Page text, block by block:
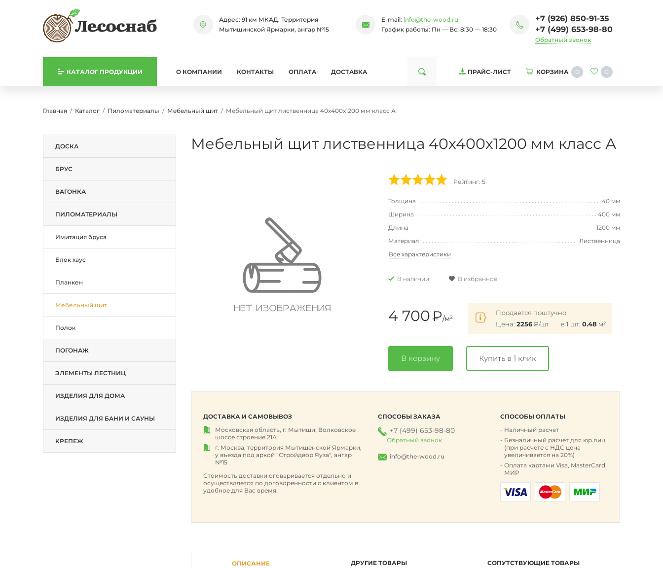
Адрес: 91 км МКАД. Территория
Мытищинской Ярмарки, ангар №15
E-mail: info@the-wood.ru
График работы: Пн — Вс: 8:30 — 18:30
+7 (926) 850-91-35
+7 (499) 653-98-80
Обратный звонок
КАТАЛОГ ПРОДУКЦИИ О КОМПАНИИ КОНТАКТЫ ОПЛАТА ДОСТАВКА ПРАЙС-ЛИСТ КОРЗИНА 0 0
Главная Каталог Пиломатериалы Мебельный щит Мебельный щит лиственница 40х400х1200 мм класс А
ДОСКА
БРУС
ВАГОНКА
ПИЛОМАТЕРИАЛЫ
Имитация бруса
Блок хаус
Планкен
Мебельный щит
Полок
ПОГОНАЖ
ЭЛЕМЕНТЫ ЛЕСТНИЦ
ИЗДЕЛИЯ ДЛЯ ДОМА
ИЗДЕЛИЯ ДЛЯ БАНИ И САУНЫ
КРЕПЕЖ
Мебельный щит лиственница 40х400х1200 мм класс А
Рейтинг: 5
Толщина
40 мм
Ширина
400 мм
Длина
1200 мм
Материал
Лиственница
Все характеристики
В наличии В избранное
4 700₽/м²
Продается поштучно.
Цена: 2256₽/шт в 1 шт: 0.48 м²
В корзину Купить в 1 клик
ДОСТАВКА И САМОВЫВОЗ
Московская область, г. Мытищи, Волковское
шоссе строение 21А
г. Москва, территория Мытищенской Ярмарки,
у въезда под аркой "Стройдвор Яуза", ангар
№15
Стоимость доставки оговаривается отдельно и
осуществляется по договоренности с клиентом в
удобное для Вас время.
СПОСОБЫ ЗАКАЗА
+7 (499) 653-98-80
Обратный звонок
info@the-wood.ru
СПОСОБЫ ОПЛАТЫ
Наличный расчет
Безналичный расчет для юр.лиц
(при расчете с НДС цена
увеличивается на 20%)
Оплата картами Visa, MasterCard,
МИР
ОПИСАНИЕ ДРУГИЕ ТОВАРЫ СОПУТСТВУЮЩИЕ ТОВАРЫ